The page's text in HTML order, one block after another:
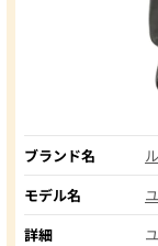
ブランド名
モデル名
詳細